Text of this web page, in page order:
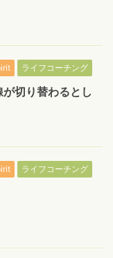
ライフコーチング
が切り替わるとし
ライフコーチング